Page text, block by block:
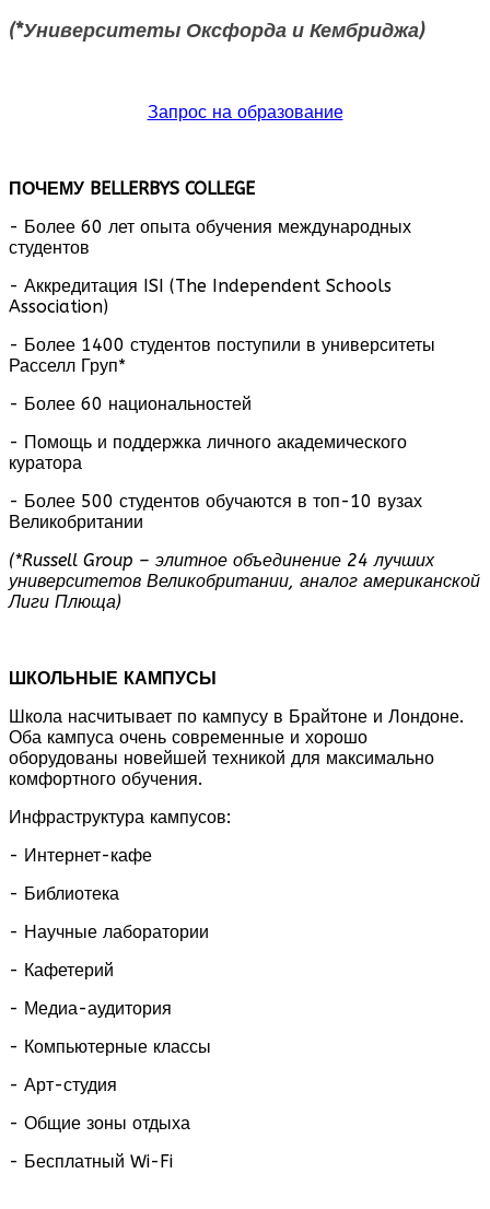
(*Университеты Оксфорда и Кембриджа)
Запрос на образование
ПОЧЕМУ BELLERBYS COLLEGE
- Более 60 лет опыта обучения международных
студентов
- Аккредитация ISI (The Independent Schools
Association)
- Более 1400 студентов поступили в университеты
Расселл Груп*
- Более 60 национальностей
- Помощь и поддержка личного академического
куратора
- Более 500 студентов обучаются в топ-10 вузах
Великобритании
(*Russell Group – элитное объединение 24 лучших
университетов Великобритании, аналог американской
Лиги Плюща)
ШКОЛЬНЫЕ КАМПУСЫ
Школа насчитывает по кампусу в Брайтоне и Лондоне.
Оба кампуса очень современные и хорошо
оборудованы новейшей техникой для максимально
комфортного обучения.
Инфраструктура кампусов:
- Интернет-кафе
- Библиотека
- Научные лаборатории
- Кафетерий
- Медиа-аудитория
- Компьютерные классы
- Арт-студия
- Общие зоны отдыха
- Бесплатный Wi-Fi